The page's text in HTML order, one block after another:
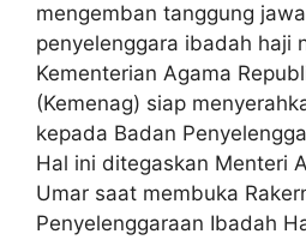
mengemban tanggung
penyelenggara ibadah haji
Kementerian Agama
(Kemenag) siap
kepada Badan
Hal ini ditegaskan Menteri
Umar saat membuka
Penyelenggaraan Ibadah